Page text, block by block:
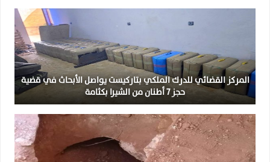
المركز القضائي للدرك الملكي بتاركيست يواصل الأبحاث في قضية
حجز 7 أطنان من الشيرا بكثامة